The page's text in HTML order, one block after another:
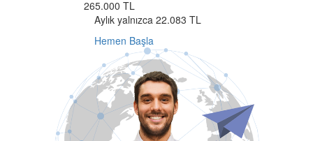
265.000 TL
Aylık yalnızca 22.083 TL
Hemen Başla